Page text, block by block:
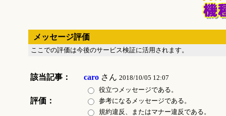
メッセージ評価
ここでの評価は今後のサービス検証に活用されます。
該当記事： caroさん 2018/10/05 12:07
評価：
役立つメッセージである。
参考になるメッセージである。
規約違反、またはマナー違反である。